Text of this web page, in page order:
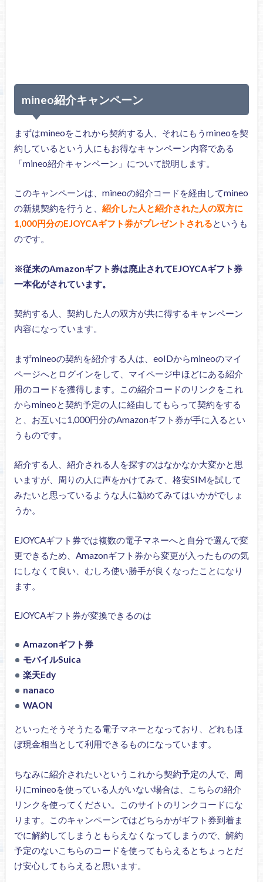
mineo紹介キャンペーン
まずはmineoをこれから契約する人、それにもうmineoを契
約しているという人にもお得なキャンペーン内容である
「mineo紹介キャンペーン」について説明します。
このキャンペーンは、mineoの紹介コードを経由してmineo
の新規契約を行うと、 紹介した人と紹介された人の双方に
1,000円分のEJOYCAギフト券がプレゼントされるというも
のです。
※従来のAmazonギフト券は廃止されてEJOYCAギフト券
一本化がされています。
契約する人、契約した人の双方が共に得するキャンペーン
内容になっています。
まずmineoの契約を紹介する人は、eoIDからmineoのマイ
ページへとログインをして、マイページ中ほどにある紹介
用のコードを獲得します。この紹介コードのリンクをこれ
からmineoと契約予定の人に経由してもらって契約をする
と、お互いに1,000円分のAmazonギフト券が手に入るとい
うものです。
紹介する人、紹介される人を探すのはなかなか大変かと思
いますが、周りの人に声をかけてみて、格安SIMを試して
みたいと思っているような人に勧めてみてはいかがでしょ
うか。
EJOYCAギフト券では複数の電子マネーへと自分で選んで変
更できるため、Amazonギフト券から変更が入ったものの気
にしなくて良い、むしろ使い勝手が良くなったことになり
ます。
EJOYCAギフト券が変換できるのは
Amazonギフト券
モバイルSuica
楽天Edy
nanaco
WAON
といったそうそうたる電子マネーとなっており、どれもほ
ぼ現金相当として利用できるものになっています。
ちなみに紹介されたいというこれから契約予定の人で、周
りにmineoを使っている人がいない場合は、こちらの紹介
リンクを使ってください。このサイトのリンクコードにな
ります。このキャンペーンではどちらかがギフト券到着ま
でに解約してしまうともらえなくなってしまうので、解約
予定のないこちらのコードを使ってもらえるとちょっとだ
け安心してもらえると思います。